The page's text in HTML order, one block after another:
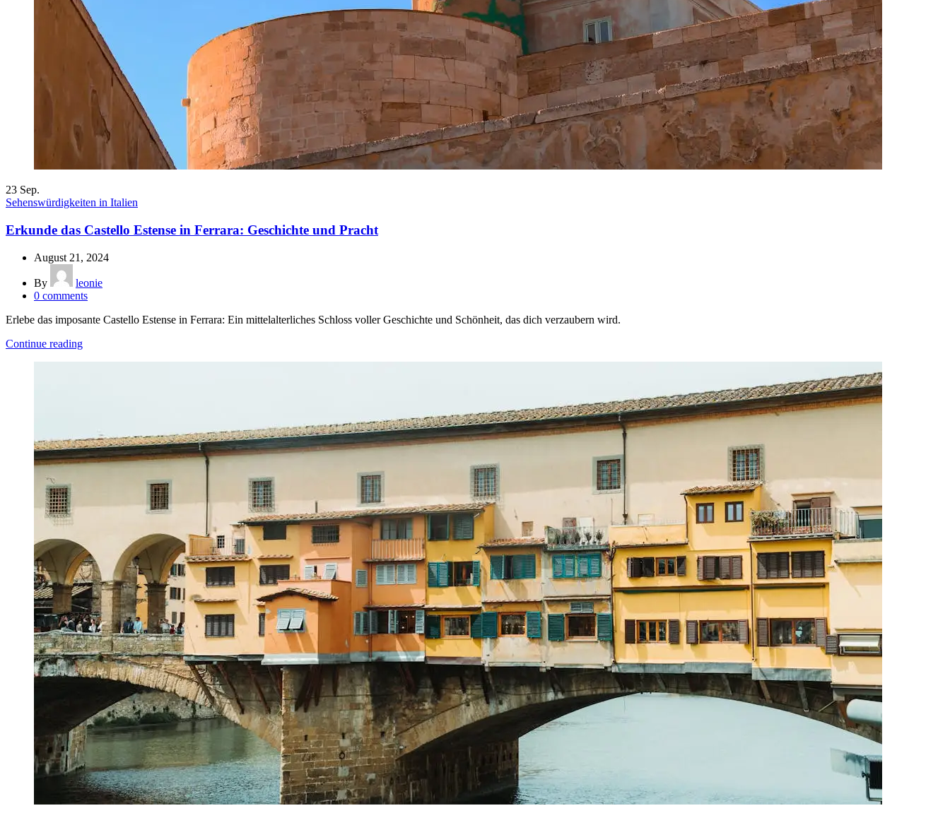
23 Sep.
Sehenswürdigkeiten in Italien
Erkunde das Castello Estense in Ferrara: Geschichte und Pracht
August 21, 2024
By
leonie
0 comments
Erlebe das imposante Castello Estense in Ferrara: Ein mittelalterliches Schloss voller Geschichte und Schönheit, das dich verzaubern wird.
Continue reading